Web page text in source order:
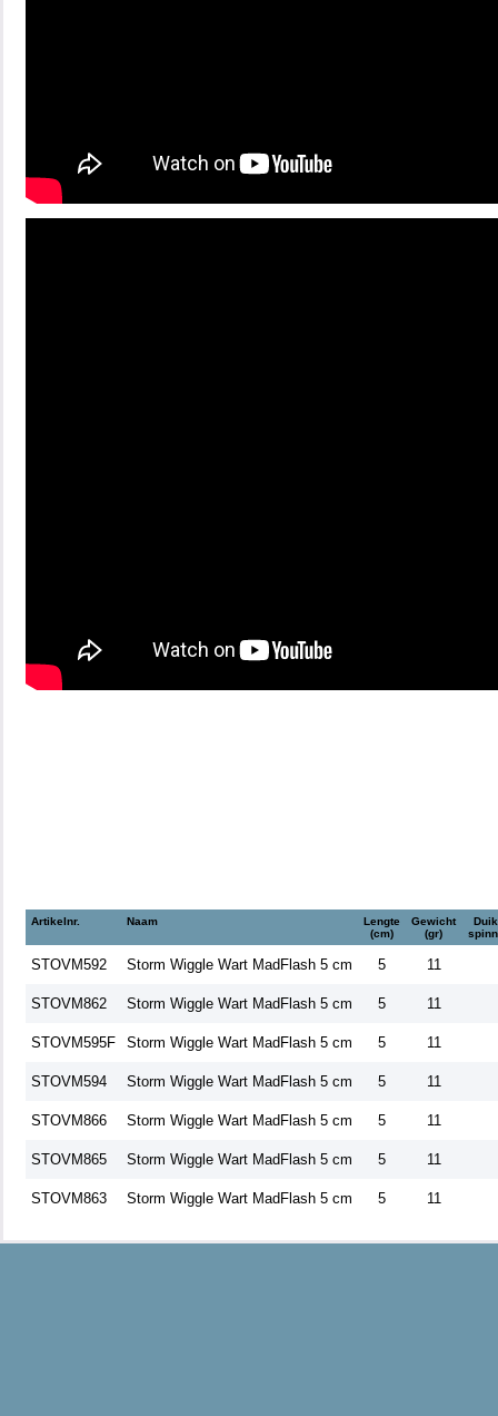
Artikelnr. Naam
Lengte
(cm)
Gewicht
(gr)
STOVM592 Storm Wiggle Wart MadFlash 5 cm 5 11
STOVM862 Storm Wiggle Wart MadFlash 5 cm 5 11
STOVM595F Storm Wiggle Wart MadFlash 5 cm 5 11
STOVM594 Storm Wiggle Wart MadFlash 5 cm 5 11
STOVM866 Storm Wiggle Wart MadFlash 5 cm 5 11
STOVM865 Storm Wiggle Wart MadFlash 5 cm 5 11
STOVM863 Storm Wiggle Wart MadFlash 5 cm 5 11